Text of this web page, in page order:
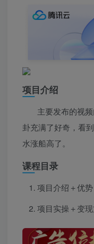
项目介绍
主要发布的视
卦充满了好奇，看
水涨船高了。
课程目录
项目介绍＋优势
项目实操＋变